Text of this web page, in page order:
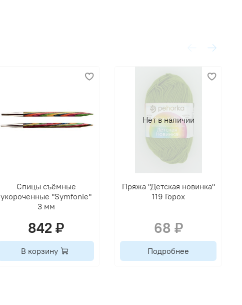
Спицы съёмные
укороченные "Symfonie"
3 мм
842 ₽
В корзину
Нет в наличии
Пряжа "Детская новинка"
119 Горох
68 ₽
Подробнее